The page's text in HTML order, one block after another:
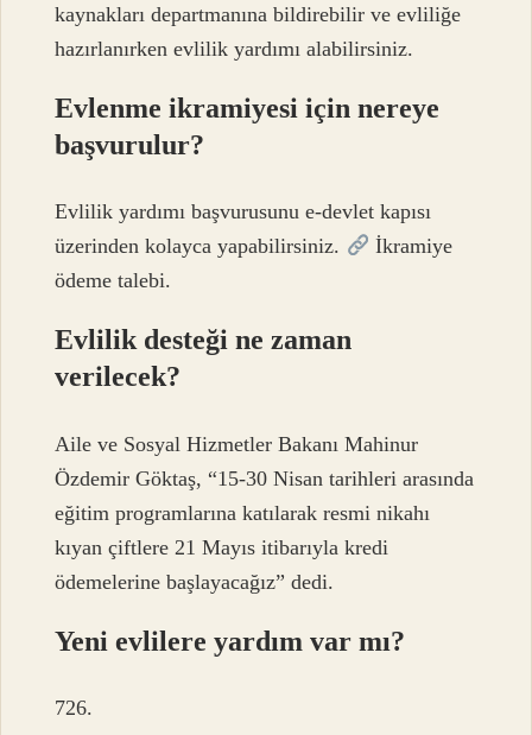
kaynakları departmanına bildirebilir ve evliliğe
hazırlanırken evlilik yardımı alabilirsiniz.
Evlenme ikramiyesi için nereye
başvurulur?
Evlilik yardımı başvurusunu e-devlet kapısı
üzerinden kolayca yapabilirsiniz.
İkramiye
ödeme talebi.
Evlilik desteği ne zaman
verilecek?
Aile ve Sosyal Hizmetler Bakanı Mahinur
Özdemir Göktaş, “15-30 Nisan tarihleri ​​arasında
eğitim programlarına katılarak resmi nikahı
kıyan çiftlere 21 Mayıs itibarıyla kredi
ödemelerine başlayacağız” dedi.
Yeni evlilere yardım var mı?
726.